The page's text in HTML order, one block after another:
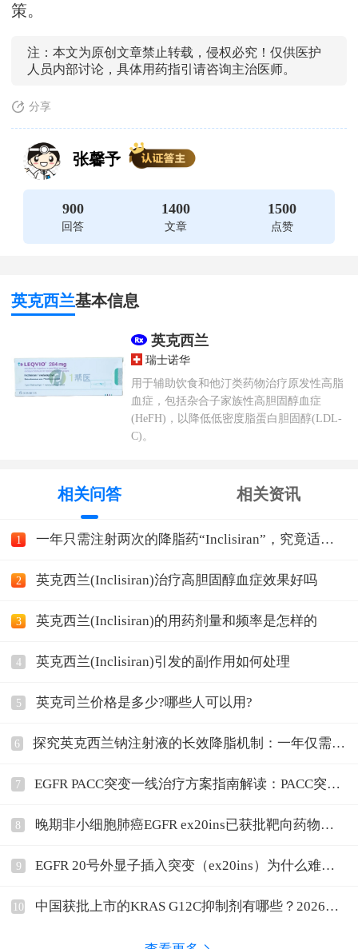
策。
注：本文为原创文章禁止转载，侵权必究！仅供医护
人员内部讨论，具体用药指引请咨询主治医师。
分享
张馨予
900
回答
1400
文章
1500
点赞
英克西兰基本信息
英克西兰
瑞士诺华
用于辅助饮食和他汀类药物治疗原发性高脂
血症，包括杂合子家族性高胆固醇血症
(HeFH)，以降低低密度脂蛋白胆固醇(LDL-
C)。
相关问答 相关资讯
1 一年只需注射两次的降脂药“Inclisiran”，究竟适合
哪
2 英克西兰(Inclisiran)治疗高胆固醇血症效果好吗
3 英克西兰(Inclisiran)的用药剂量和频率是怎样的
4 英克西兰(Inclisiran)引发的副作用如何处理
5 英克司兰价格是多少?哪些人可以用?
6 探究英克西兰钠注射液的长效降脂机制：一年仅需两
次注射的奥秘
7 EGFR PACC突变一线治疗方案指南解读：PACC突变
位点
8 晚期非小细胞肺癌EGFR ex20ins已获批靶向药物有
哪些
9 EGFR 20号外显子插入突变（ex20ins）为什么难
治，
10 中国获批上市的KRAS G12C抑制剂有哪些？2026年